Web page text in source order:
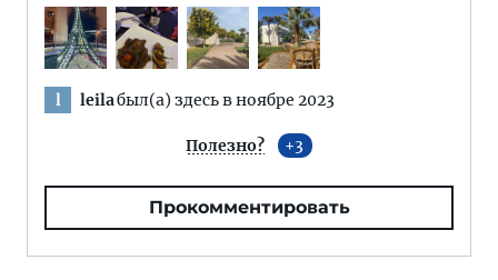
l leilaбыл(а) здесь в ноябре 2023
Полезно? 3
Прокомментировать